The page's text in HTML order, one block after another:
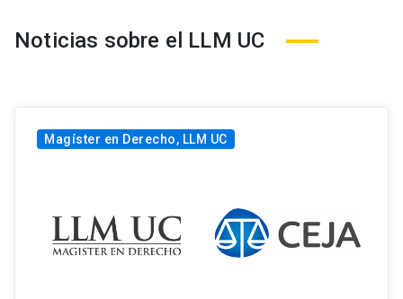
Noticias sobre el LLM UC
Magíster en Derecho, LLM UC